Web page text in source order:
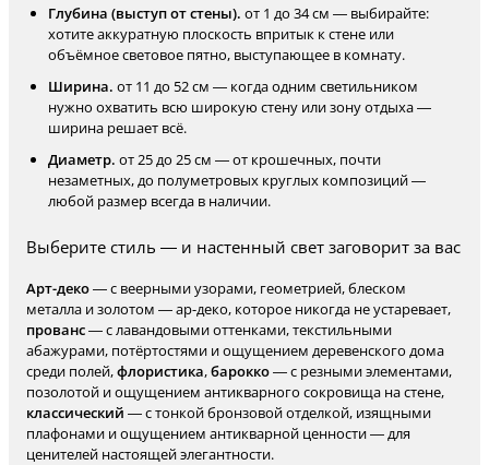
Глубина (выступ от стены). от 1 до 34 см — выбирайте:
хотите аккуратную плоскость впритык к стене или
объёмное световое пятно, выступающее в комнату.
Ширина. от 11 до 52 см — когда одним светильником
нужно охватить всю широкую стену или зону отдыха —
ширина решает всё.
Диаметр. от 25 до 25 см — от крошечных, почти
незаметных, до полуметровых круглых композиций —
любой размер всегда в наличии.
Выберите стиль — и настенный свет заговорит за вас
Арт-деко— с веерными узорами, геометрией, блеском
металла и золотом — ар-деко, которое никогда не устаревает,
прованс— с лавандовыми оттенками, текстильными
абажурами, потёртостями и ощущением деревенского дома
среди полей,флористика,барокко— с резными элементами,
позолотой и ощущением антикварного сокровища на стене,
классический — с тонкой бронзовой отделкой, изящными
плафонами и ощущением антикварной ценности — для
ценителей настоящей элегантности.